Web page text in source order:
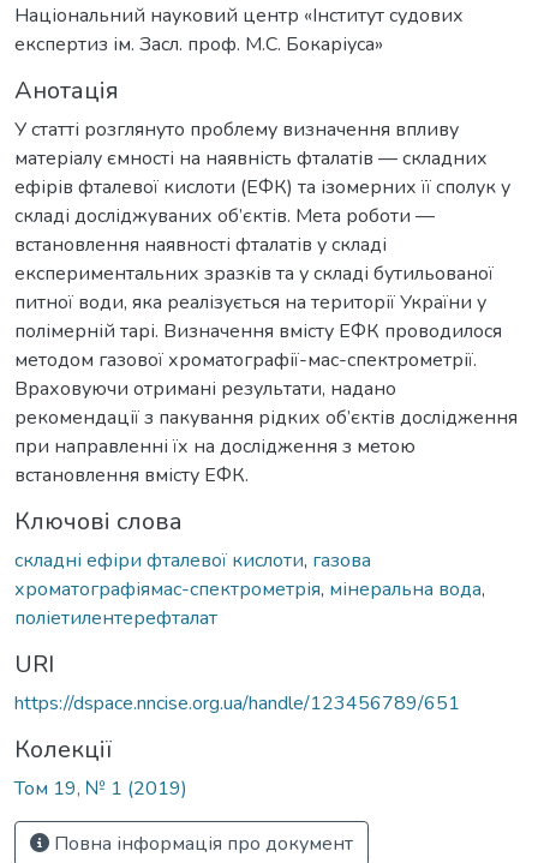
Національний науковий центр «Інститут судових
експертиз ім. Засл. проф. М.С. Бокаріуса»
Анотація
У статті розглянуто проблему визначення впливу
матеріалу ємності на наявність фталатів — складних
ефірів фталевої кислоти (ЕФК) та ізомерних її сполук у
складі досліджуваних об’єктів. Мета роботи —
встановлення наявності фталатів у складі
експериментальних зразків та у складі бутильованої
питної води, яка реалізується на території України у
полімерній тарі. Визначення вмісту ЕФК проводилося
методом газової хроматографії-мас-спектрометрії.
Враховуючи отримані результати, надано
рекомендації з пакування рідких об’єктів дослідження
при направленні їх на дослідження з метою
встановлення вмісту ЕФК.
Ключові слова
складні ефіри фталевої кислоти, газова
хроматографіямас-спектрометрія, мінеральна вода,
поліетилентерефталат
URI
https://dspace.nncise.org.ua/handle/123456789/651
Колекції
Том 19, № 1 (2019)
Повна інформація про документ